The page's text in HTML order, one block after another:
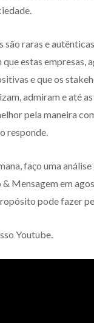
são raras e
estas empresas,
e que os
admiram e até as
pela maneira
responde.
faço uma
Mensagem em
pode fazer
Youtube.